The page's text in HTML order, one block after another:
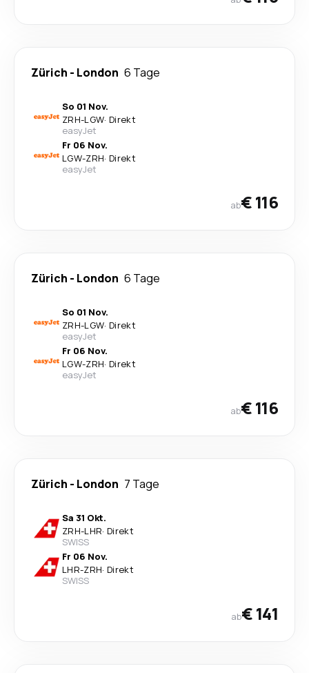
Zürich - London 6 Tage
So 01 Nov.
ZRH-LGW· Direkt
easyJet
Fr 06 Nov.
LGW-ZRH· Direkt
easyJet
ab€ 116
Zürich - London 6 Tage
So 01 Nov.
ZRH-LGW· Direkt
easyJet
Fr 06 Nov.
LGW-ZRH· Direkt
easyJet
ab€ 116
Zürich - London 7 Tage
Sa 31 Okt.
ZRH-LHR· Direkt
SWISS
Fr 06 Nov.
LHR-ZRH· Direkt
SWISS
ab€ 141